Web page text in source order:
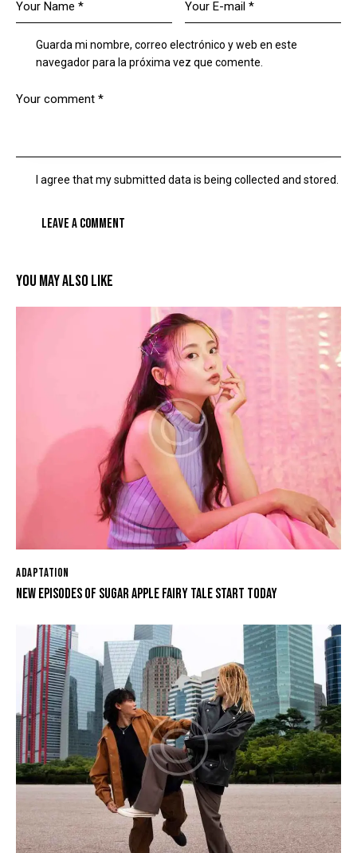
Guarda mi nombre, correo electrónico y web en este
navegador para la próxima vez que comente.
I agree that my submitted data is being collected and stored.
YOU MAY ALSO LIKE
ADAPTATION
NEW EPISODES OF SUGAR APPLE FAIRY TALE START TODAY